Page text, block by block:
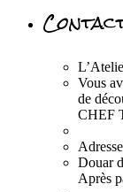
Vous
de
CHEF
Douar
Après